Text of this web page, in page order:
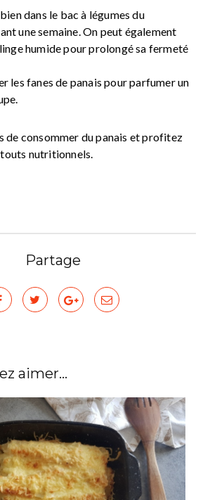
dans le bac à légumes du
une semaine. On peut également
humide pour prolongé sa fermeté
les fanes de panais pour parfumer un
de consommer du panais et profitez
nutritionnels.
Partage
aimer...